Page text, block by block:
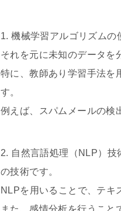
1. 機械学習アルゴリズムの
それを元に未知のデータを
特に、教師あり学習手法を
す。
例えば、スパムメールの検
2. 自然言語処理（NLP）技
の技術です。
NLPを用いることで、テキ
また、感情分析を行うこと